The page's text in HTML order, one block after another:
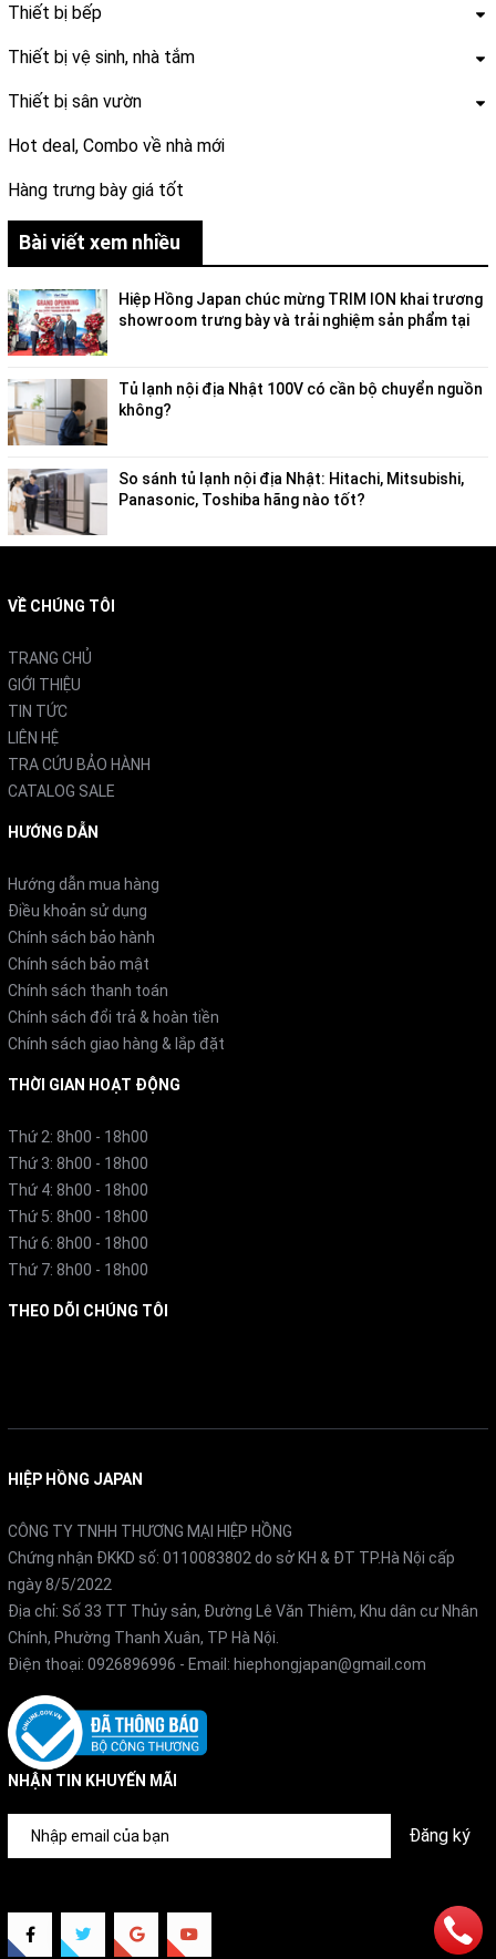
Thiết bị bếp
Thiết bị vệ sinh, nhà tắm
Thiết bị sân vườn
Hot deal, Combo về nhà mới
Hàng trưng bày giá tốt
Bài viết xem nhiều
Hiệp Hồng Japan chúc mừng TRIM ION khai trương
showroom trưng bày và trải nghiệm sản phẩm tại
Tủ lạnh nội địa Nhật 100V có cần bộ chuyển nguồn
không?
So sánh tủ lạnh nội địa Nhật: Hitachi, Mitsubishi,
Panasonic, Toshiba hãng nào tốt?
VỀ CHÚNG TÔI
TRANG CHỦ
GIỚI THIỆU
TIN TỨC
LIÊN HỆ
TRA CỨU BẢO HÀNH
CATALOG SALE
HƯỚNG DẪN
Hướng dẫn mua hàng
Điều khoản sử dụng
Chính sách bảo hành
Chính sách bảo mật
Chính sách thanh toán
Chính sách đổi trả & hoàn tiền
Chính sách giao hàng & lắp đặt
THỜI GIAN HOẠT ĐỘNG
Thứ 2: 8h00 - 18h00
Thứ 3: 8h00 - 18h00
Thứ 4: 8h00 - 18h00
Thứ 5: 8h00 - 18h00
Thứ 6: 8h00 - 18h00
Thứ 7: 8h00 - 18h00
THEO DÕI CHÚNG TÔI
HIỆP HỒNG JAPAN
CÔNG TY TNHH THƯƠNG MẠI HIỆP HỒNG
Chứng nhận ĐKKD số: 0110083802 do sở KH & ĐT TP.Hà Nội cấp
ngày 8/5/2022
Địa chỉ: Số 33 TT Thủy sản, Đường Lê Văn Thiêm, Khu dân cư Nhân
Chính, Phường Thanh Xuân, TP Hà Nội.
Điện thoại: 0926896996 - Email: hiephongjapan@gmail.com
NHẬN TIN KHUYẾN MÃI
Đăng ký